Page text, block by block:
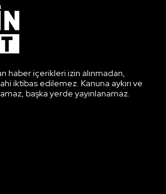
haber içerikleri izin alınmadan,
iktibas edilemez. Kanuna aykırı ve
başka yerde yayınlanamaz.